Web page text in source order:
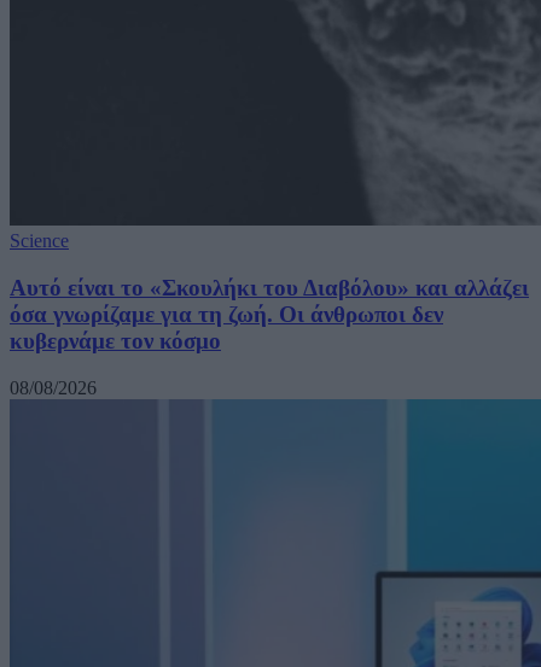
Science
Αυτό είναι το «Σκουλήκι του Διαβόλου» και αλλάζει
όσα γνωρίζαμε για τη ζωή. Οι άνθρωποι δεν
κυβερνάμε τον κόσμο
08/08/2026